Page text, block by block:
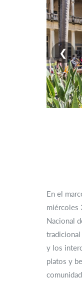
❮
En el
miércoles
Nacional
tradicional
y los
platos y